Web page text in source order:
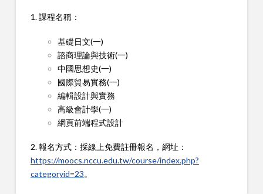
1. 課程名稱：
基礎日文(一)
諮商理論與技術(一)
中國思想史(一)
國際貿易實務(一)
編輯設計與實務
高級會計學(一)
網頁前端程式設計
2. 報名方式：採線上免費註冊報名，網址：
https://moocs.nccu.edu.tw/course/index.php?
categoryid=23。